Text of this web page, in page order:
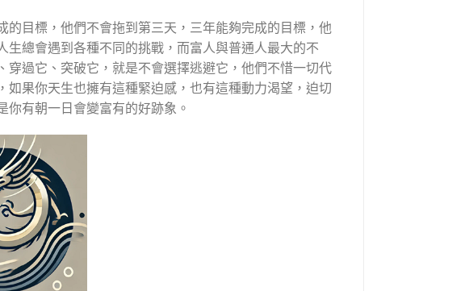
目標，他們不會拖到第三天，三年能夠完成的目標，他
生總會遇到各種不同的挑戰，而富人與普通人最大的不
過它、突破它，就是不會選擇逃避它，他們不惜一切代
果你天生也擁有這種緊迫感，也有這種動力渴望，迫切
有朝一日會變富有的好跡象。